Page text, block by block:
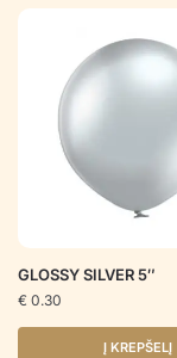
GLOSSY SILVER 5″
€ 0.30
Į KREPŠELĮ